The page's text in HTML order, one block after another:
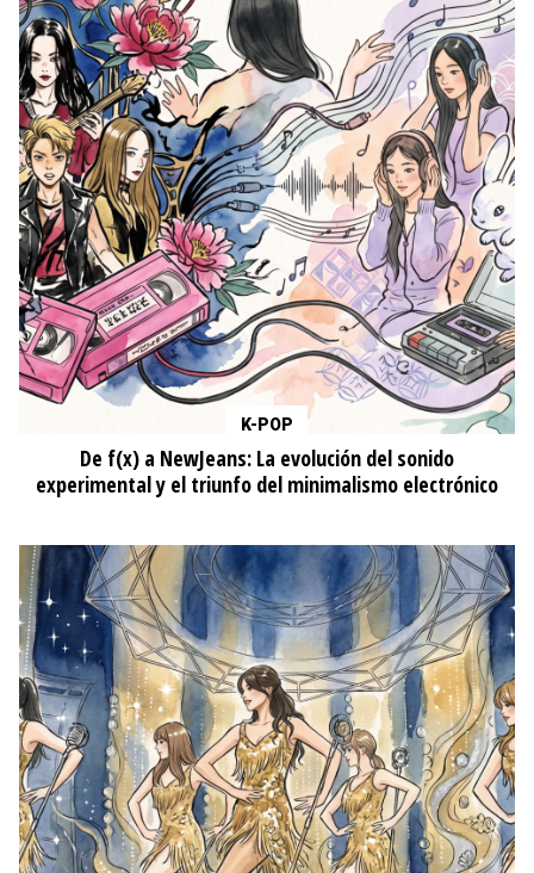
K-POP
De f(x) a NewJeans: La evolución del sonido
experimental y el triunfo del minimalismo electrónico